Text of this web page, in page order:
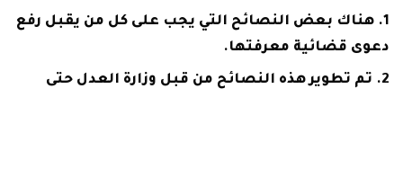
هناك بعض النصائح التي يجب على كل من يقبل رفع
دعوى قضائية معرفتها.
تم تطوير هذه النصائح من قبل وزارة العدل حتى